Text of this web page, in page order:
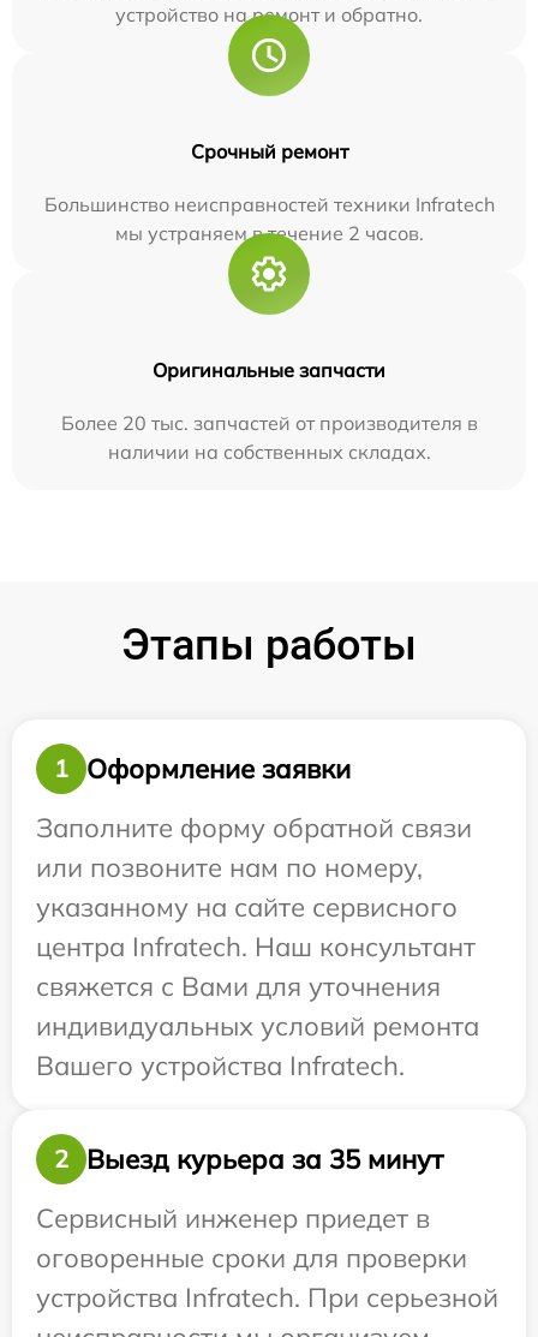
устройство на ремонт и обратно.
Срочный ремонт
Большинство неисправностей техники Infratech
мы устраняем в течение 2 часов.
Оригинальные запчасти
Более 20 тыс. запчастей от производителя в
наличии на собственных складах.
Этапы работы
1
Оформление заявки
Заполните форму обратной связи
или позвоните нам по номеру,
указанному на сайте сервисного
центра Infratech. Наш консультант
свяжется с Вами для уточнения
индивидуальных условий ремонта
Вашего устройства Infratech.
2
Выезд курьера за 35 минут
Сервисный инженер приедет в
оговоренные сроки для проверки
устройства Infratech. При серьезной